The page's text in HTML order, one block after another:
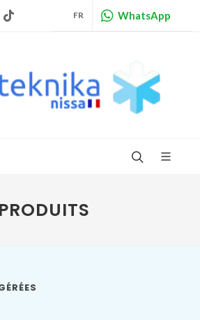
Facebook FR WhatsApp
PRODUITS